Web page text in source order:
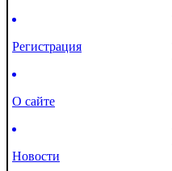
Регистрация
О сайте
Новости